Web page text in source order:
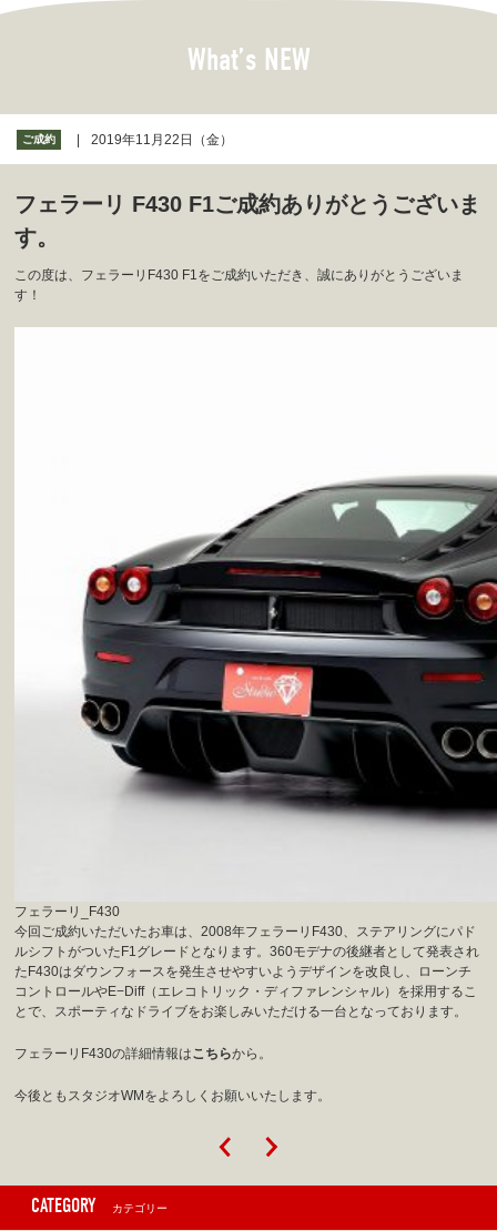
What’s NEW
ご成約 2019年11月22日（金）
フェラーリ F430 F1ご成約ありがとうございま
す。
この度は、フェラーリF430 F1をご成約いただき、誠にありがとうございま
す！
フェラーリ_F430
今回ご成約いただいたお車は、2008年フェラーリF430、ステアリングにパド
ルシフトがついたF1グレードとなります。360モデナの後継者として発表され
たF430はダウンフォースを発生させやすいようデザインを改良し、ローンチ
コントロールやE−Diff（エレコトリック・ディファレンシャル）を採用するこ
とで、スポーティなドライブをお楽しみいただける一台となっております。
フェラーリF430の詳細情報はこちらから。
今後ともスタジオWMをよろしくお願いいたします。
CATEGORY カテゴリー